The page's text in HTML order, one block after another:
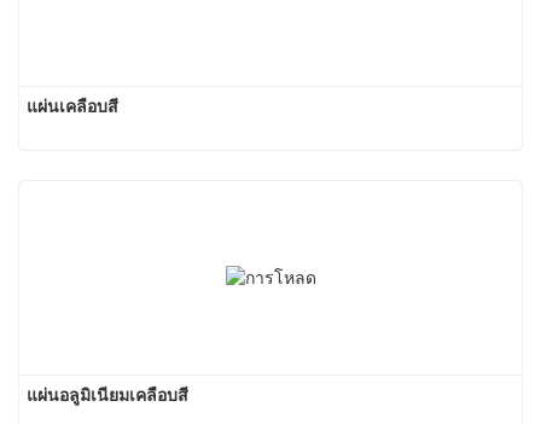
แผ่นเคลือบสี
แผ่นอลูมิเนียมเคลือบสี